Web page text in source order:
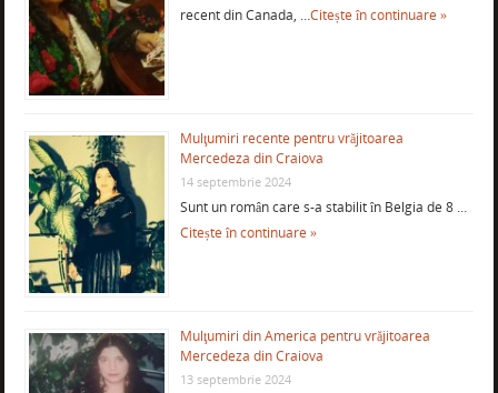
recent din Canada, …Citește în continuare »
Mulţumiri recente pentru vrăjitoarea
Mercedeza din Craiova
14 septembrie 2024
Sunt un român care s-a stabilit în Belgia de 8 …
Citește în continuare »
Mulţumiri din America pentru vrăjitoarea
Mercedeza din Craiova
13 septembrie 2024